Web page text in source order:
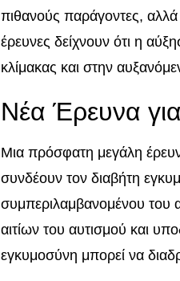
πιθανούς παράγοντες, αλλά
έρευνες δείχνουν ότι η
κλίμακας και στην
Νέα Έρευνα
Μια πρόσφατη μεγάλη
συνδέουν τον διαβήτη
συμπεριλαμβανομένου του
αιτίων του αυτισμού και
εγκυμοσύνη μπορεί να